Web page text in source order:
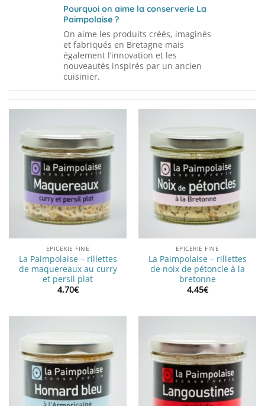
Pourquoi on aime la conserverie La
Paimpolaise ?
On aime les produits créés, imaginés
et fabriqués en Bretagne mais
également l’innovation et les
nouveautés inspirés par un ancien
cuisinier.
EPICERIE FINE
La Paimpolaise – rillettes
de maquereaux au curry
et persil plat
4,70€
EPICERIE FINE
La Paimpolaise – rillettes
de noix de pétoncle à la
bretonne
4,45€